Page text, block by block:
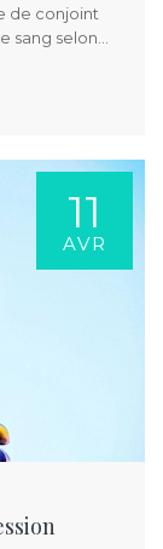
de conjoint
sang selon…
11
AVR